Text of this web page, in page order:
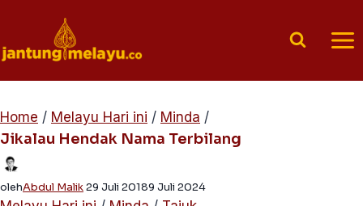
content
Home / Melayu Hari ini / Minda /
Jikalau Hendak Nama Terbilang
olehAbdul Malik29 Juli 20189 Juli 2024